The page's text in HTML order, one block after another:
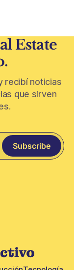
Estate
recibí noticias
que sirven
Subscribe